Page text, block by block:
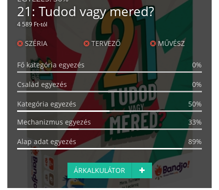
21: Tudod vagy mered?
4 589 Ft-tól
SZÉRIA TERVEZŐ MŰVÉSZ
Fő kategória egyezés 0%
Család egyezés 0%
Kategória egyezés
50%
Mechanizmus egyezés
33%
Alap adat egyezés 89%
ÁRKALKULÁTOR